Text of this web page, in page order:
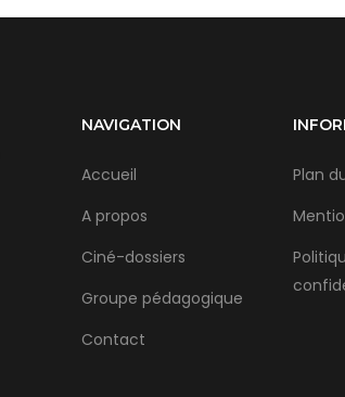
NAVIGATION
Accueil
A propos
Ciné-dossiers
Groupe pédagogique
Contact
Plan